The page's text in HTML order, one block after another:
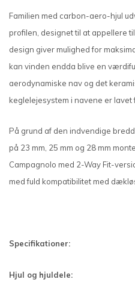
Familien med carbon-aero-hjul
profilen, designet til at appellere
design giver mulighed for
kan vinden endda blive en
aerodynamiske nav og det
keglelejesystem i navene er lavet
På grund af den indvendige
på 23 mm, 25 mm og 28 mm
Campagnolo med 2-Way Fit-
med fuld kompatibilitet med
Specifikationer:
Hjul og hjuldele: